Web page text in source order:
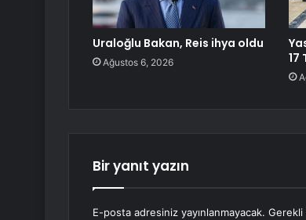
Uraloğlu Bakan, Reis ihya oldu
Ağustos 6, 2026
17
Bir yanıt yazın
E-posta adresiniz yayınlanmayacak. Gerekli